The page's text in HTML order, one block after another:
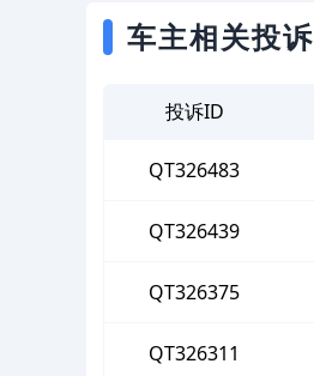
车主相关投诉
投诉ID
QT326483
QT326439
QT326375
QT326311